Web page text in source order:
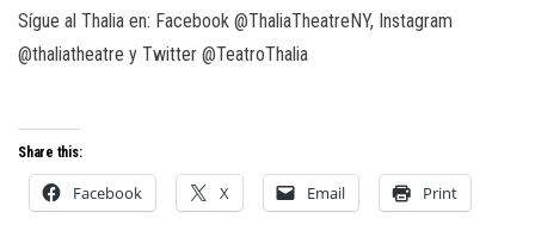
Sígue al Thalia en: Facebook @ThaliaTheatreNY, Instagram
@thaliatheatre y Twitter @TeatroThalia
Share this:
Facebook X Email Print